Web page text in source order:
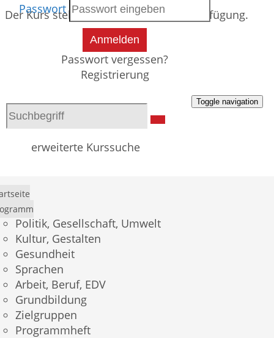
Passwort
Anmelden
Passwort vergessen?
Registrierung
erweiterte Kurssuche
Toggle navigation
Politik, Gesellschaft, Umwelt
Kultur, Gestalten
Gesundheit
Sprachen
Arbeit, Beruf, EDV
Grundbildung
Zielgruppen
Programmheft
Der Kurs steht leider nicht mehr zur Verfügung.